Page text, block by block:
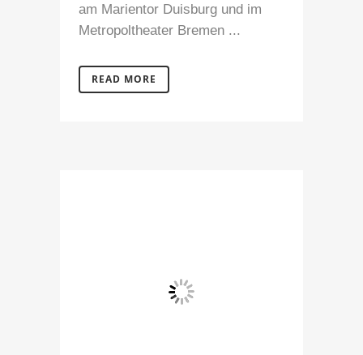
am Marientor Duisburg und im
Metropoltheater Bremen ...
READ MORE